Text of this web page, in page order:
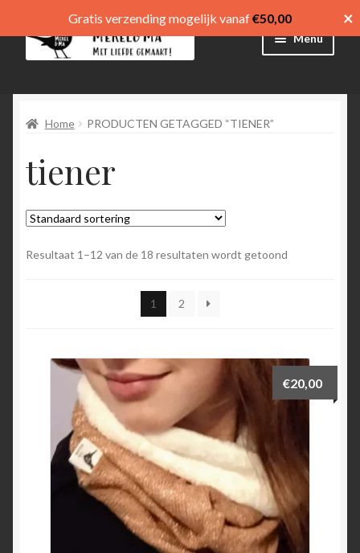
door
navigatie
direct
de
Menu
Afrekenen
Mijn account
Winkelmand
menu
Home PRODUCTEN GETAGGED “TIENER”
tiener
Resultaat 1–12 van de 18 resultaten wordt getoond
1 2
€20,00
Gratis verzending mogelijk vanaf€50,00 ×